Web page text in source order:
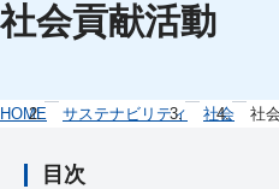
社会貢献活動
HOME サステナビリティ 社会 社
目次